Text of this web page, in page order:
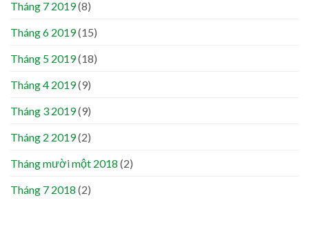
Tháng 7 2019(8)
Tháng 6 2019(15)
Tháng 5 2019(18)
Tháng 4 2019(9)
Tháng 3 2019(9)
Tháng 2 2019(2)
Tháng mười một 2018 (2)
Tháng 7 2018 (2)